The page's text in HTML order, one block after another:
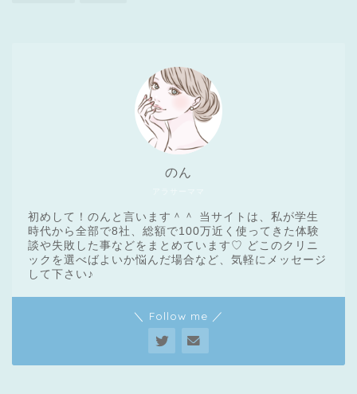
のん
初めして！のんと言います＾＾ 当サイトは、私が学生
時代から全部で8社、総額で100万近く使ってきた体験
談や失敗した事などをまとめています♡ どこのクリニ
ックを選べばよいか悩んだ場合など、気軽にメッセージ
して下さい♪
＼ Follow me ／クリニック一覧
脱毛体験レポート